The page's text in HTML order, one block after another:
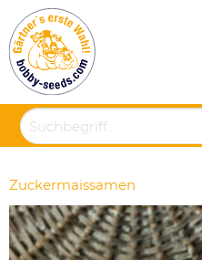
Zuckermaissamen